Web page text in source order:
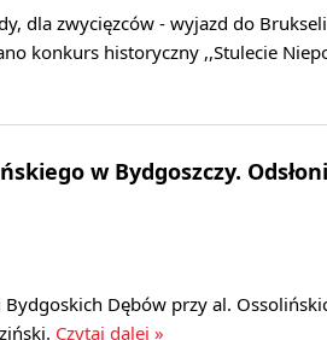
dla zwycięzców - wyjazd do
konkurs historyczny ,,Stulecie
w Bydgoszczy.
Dębów przy al.
Czytaj dalej »